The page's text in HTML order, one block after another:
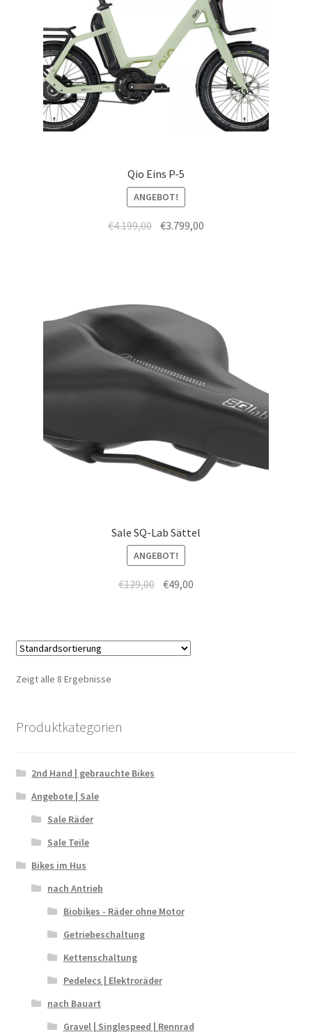
Qio Eins P-5
ANGEBOT!
€4.199,00 €3.799,00
Sale SQ-Lab Sättel
ANGEBOT!
€129,00 €49,00
Zeigt alle 8 Ergebnisse
Produktkategorien
2nd Hand | gebrauchte Bikes
Angebote | Sale
Sale Räder
Sale Teile
Bikes im Hus
nach Antrieb
Biobikes - Räder ohne Motor
Getriebeschaltung
Kettenschaltung
Pedelecs | Elektroräder
nach Bauart
Gravel | Singlespeed | Rennrad